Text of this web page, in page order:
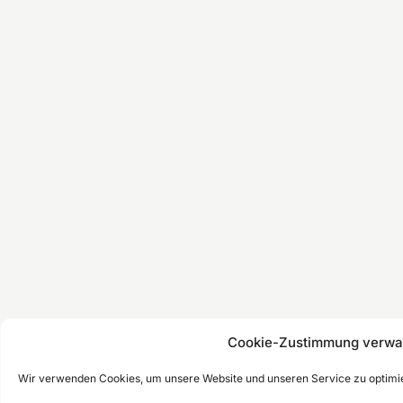
Cookie-Zustimmung
Wir verwenden Cookies, um unsere Website und unseren Service zu